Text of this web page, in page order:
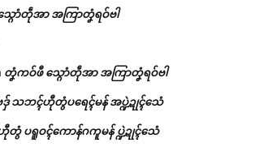
ောံတဵုအာ အကြာတၞံရဝ်ဗါ
တၞံကဝ်ဖီ သ္ဂောံတဵုအာ အကြာတၞံရဝ်ဗါ
ဒှ် သဘၚ်ဟီုတွံပရေၚ်မန် အပ္ဍဲဍုၚ်သေံ
ပရူဝၚ်ကောန်ဂကူမန် ပ္ဍဲဍုၚ်သေံ